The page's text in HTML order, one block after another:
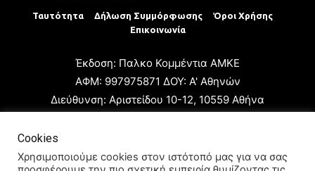
Ταυτότητα Δήλωση Συμμόρφωσης
Όροι Χρήσης
Επικοινωνία
Έκδοση: Παλκο Κομμέντια ΑΜΚΕ
ΑΦΜ: 997975871 ΔΟΥ: Α' Αθηνών
Διεύθυνση: Αριστείδου 10-12, 10559 Αθήνα
Ιδιοκτήτης: Παλκο Κομμέντια ΑΜΚΕ
Cookies
Χρησιμοποιούμε cookies στον ιστότοπό μας για να σας